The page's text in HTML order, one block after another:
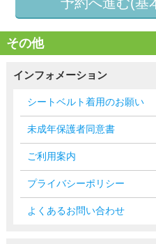
その他
インフォメーション
シートベルト着用のお願い
未成年保護者同意書
ご利用案内
プライバシーポリシー
よくあるお問い合わせ